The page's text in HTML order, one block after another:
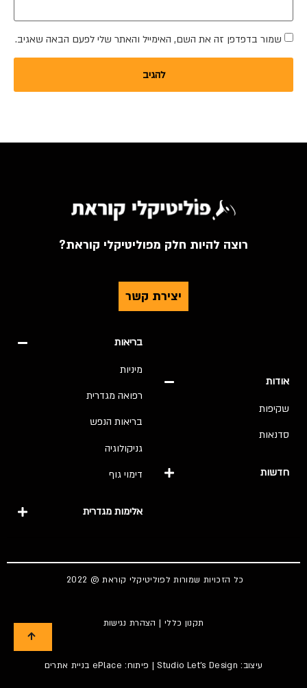
שמור בדפדפן זה את השם, האימייל והאתר שלי לפעם הבאה שאגיב.
רוצה להיות חלק מפוליטיקלי קוראת?
יצירת קשר
אודות
שקיפות
סדנאות
חדשות
בריאות
מיניות
רפואה מגדרית
בריאות הנפש
גניקולוגיה
דימוי גוף
אלימות מגדרית
כל הזכויות שמורות לפוליטיקלי קוראת @ 2022
תקנון כללי | הצהרת נגישות
עיצוב: Studio Let's Design| פיתוח: ePlace בניית אתרים